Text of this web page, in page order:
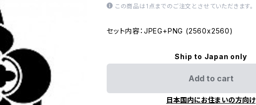
この商品は1点までのご注文とさせていただきます。
セット内容：JPEG+PNG (2560x2560)
Ship to Japan only
Add to cart
日本国内にお住まいの方向け